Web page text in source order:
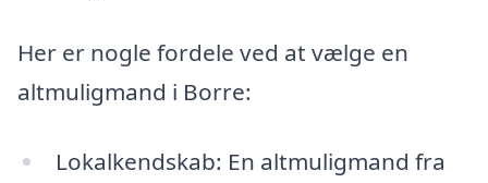
Her er nogle fordele ved at vælge en
altmuligmand i Borre:
Lokalkendskab: En altmuligmand fra